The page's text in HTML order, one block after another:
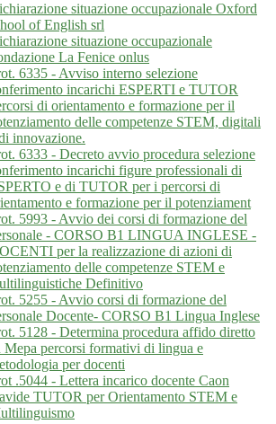
situazione occupazionale Oxford
of English srl
situazione occupazionale
La Fenice onlus
6335 - Avviso interno selezione
incarichi ESPERTI e TUTOR
di orientamento e formazione per il
delle competenze STEM, digitali
innovazione.
6333 - Decreto avvio procedura selezione
incarichi figure professionali di
e di TUTOR per i percorsi di
e formazione per il potenziament
5993 - Avvio dei corsi di formazione del
- CORSO B1 LINGUA INGLESE -
per la realizzazione di azioni di
delle competenze STEM e
Definitivo
5255 - Avvio corsi di formazione del
Docente- CORSO B1 Lingua Inglese
5128 - Determina procedura affido diretto
Mepa percorsi formativi di lingua e
per docenti
.5044 - Lettera incarico docente Caon
TUTOR per Orientamento STEM e